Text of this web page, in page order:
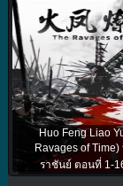
Huo Feng Liao
Ravages of
ราชันย์ ตอนที่ 1-